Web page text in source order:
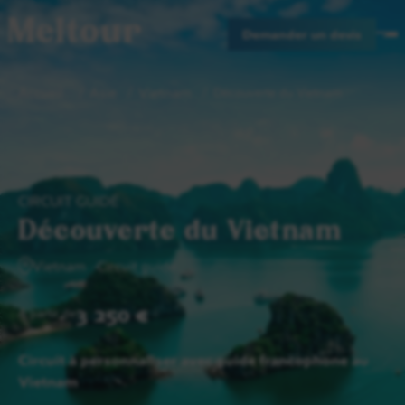
Meltour Demander un devis
CIRCUIT GUIDÉ
Découverte du Vietnam
Vietnam Circuit guidé
A partir de 3 250 €
Circuit à personnaliser avec guide francophone au
Vietnam